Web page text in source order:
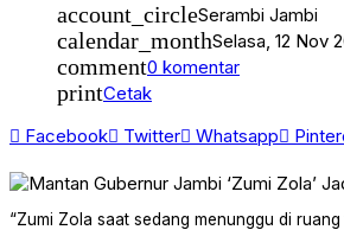
Pemerintahan
Video
Advertorial
account_circleSerambi Jambi
calendar_monthSelasa, 12 Nov
comment0 komentar
printCetak
Facebook
Twitter Whatsapp
“Zumi Zola saat sedang menunggu di